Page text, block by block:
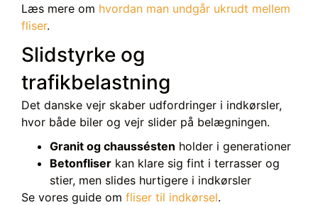
Læs mere om hvordan man undgår ukrudt mellem
fliser.
Slidstyrke og
trafikbelastning
Det danske vejr skaber udfordringer i indkørsler,
hvor både biler og vejr slider på belægningen.
Granit og chaussésten holder i generationer
Betonfliser kan klare sig fint i terrasser og
stier, men slides hurtigere i indkørsler
Se vores guide om fliser til indkørsel.